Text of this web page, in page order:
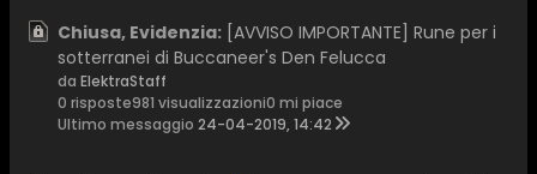
Chiusa, Evidenzia: [AVVISO IMPORTANTE] Rune per i
sotterranei di Buccaneer's Den Felucca
da ElektraStaff
0 risposte981 visualizzazioni0 mi piace
Ultimo messaggio 24-04-2019, 14:42